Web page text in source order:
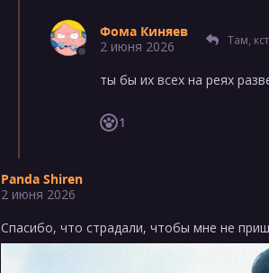
Фома Киняев
2 июня 2026
Там, кстати, есть
ты бы их всех на реях
1
Panda Shiren
2 июня 2026
Спасибо, что страдали, чтобы мне не